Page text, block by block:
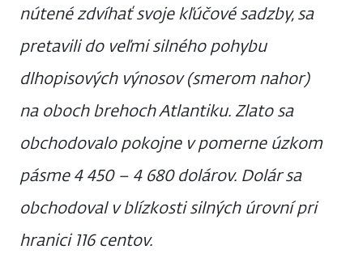
nútené zdvíhať svoje kľúčové sadzby, sa
pretavili do veľmi silného pohybu
dlhopisových výnosov (smerom nahor)
na oboch brehoch Atlantiku. Zlato sa
obchodovalo pokojne v pomerne úzkom
pásme 4 450 – 4 680 dolárov. Dolár sa
obchodoval v blízkosti silných úrovní pri
hranici 116 centov.